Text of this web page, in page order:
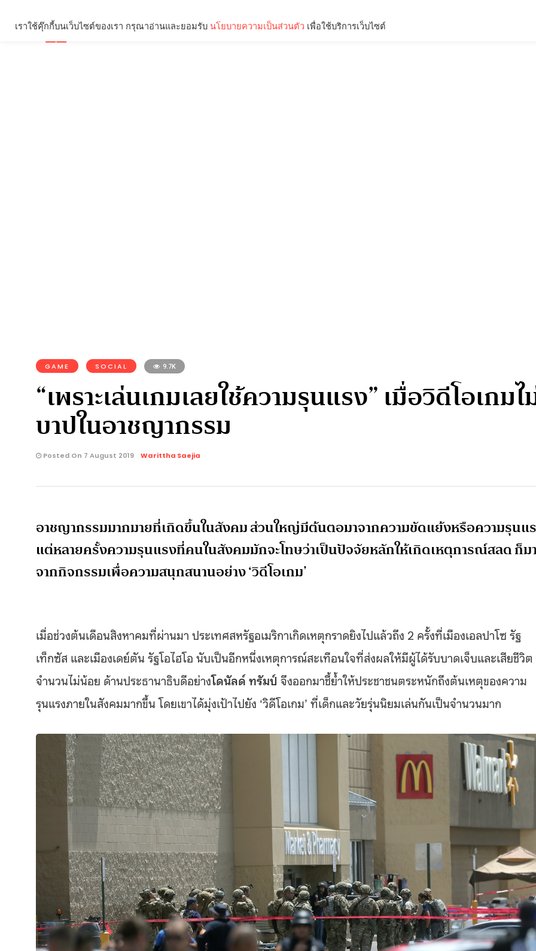
GAME SOCIAL 9.7K
“เพราะเล่นเกมเลยใช้ความรุนแรง” เมื่อวิดีโอเก
บาปในอาชญากรรม
Posted On 7 August 2019 Warittha Saejia
อาชญากรรมมากมายที่เกิดขึ้นในสังคม ส่วนใหญ่มีต้นตอมาจากความขัดแย้งหรือความรุนแ
แต่หลายครั้งความรุนแรงที่คนในสังคมมักจะโทษว่าเป็นปัจจัยหลักให้เกิดเหตุการณ์สลด ก็ม
จากกิจกรรมเพื่อความสนุกสนานอย่าง ‘วิดีโอเกม’
เมื่อช่วงต้นเดือนสิงหาคมที่ผ่านมา ประเทศสหรัฐอเมริกาเกิดเหตุกราดยิงไปแล้วถึง 2 ครั้งที่เมืองเอลปาโซ รัฐ
เท็กซัส และเมืองเดย์ตัน รัฐโอไฮโอ นับเป็นอีกหนึ่งเหตุการณ์สะเทือนใจที่ส่งผลให้มีผู้ได้รับบาดเจ็บและเสียชีวิต
จำนวนไม่น้อย ด้านประธานาธิบดีอย่างโดนัลด์ ทรัมป์ จึงออกมาชี้ย้ำให้ประชาชนตระหนักถึงต้นเหตุของความ
รุนแรงภายในสังคมมากขึ้น โดยเขาได้มุ่งเป้าไปยัง ‘วิดีโอเกม’ ที่เด็กและวัยรุ่นนิยมเล่นกันเป็นจำนวนมาก
เราใช้คุ๊กกี้บนเว็บไซต์ของเรา กรุณาอ่านและยอมรับ นโยบายความเป็นส่วนตัว เพื่อใช้บริการเว็บไซต์